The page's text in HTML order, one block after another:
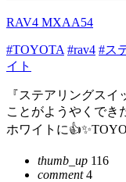
RAV4 MXAA54
#TOYOTA #rav4 #ス
イト
『ステアリングス
ことがようやくでき
ホワイトに
thumb_up 116
comment4